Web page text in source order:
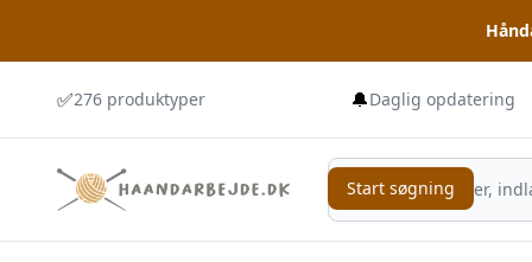
✅276 produktyper 🔔Daglig opdatering
Start søgning
Start søgning